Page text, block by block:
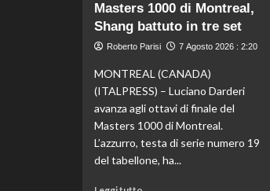
Masters 1000 di Montreal,
Shang battuto in tre set
Roberto Parisi 7 Agosto 2026 : 2:20
MONTREAL (CANADA)
(ITALPRESS) – Luciano Darderi
avanza agli ottavi di finale del
Masters 1000 di Montreal.
L’azzurro, testa di serie numero 19
del tabellone, ha...
Leggi